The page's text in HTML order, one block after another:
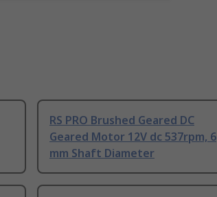
RS PRO Brushed Geared DC
Geared Motor 12V dc 537rpm, 6
mm Shaft Diameter